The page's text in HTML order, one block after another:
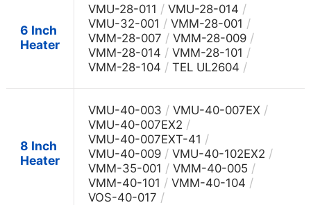
6 Inch
Heater
VMU-28-011 / VMU-28-014 /
VMU-32-001 / VMM-28-001 /
VMM-28-007 / VMM-28-009 /
VMM-28-014 / VMM-28-101 /
VMM-28-104 / TEL UL2604 /
8 Inch
Heater
VMU-40-003 / VMU-40-007EX /
VMU-40-007EX2 /
VMU-40-007EXT-41 /
VMU-40-009 / VMU-40-102EX2 /
VMM-35-001 / VMM-40-005 /
VMM-40-101 / VMM-40-104 /
VOS-40-017 /